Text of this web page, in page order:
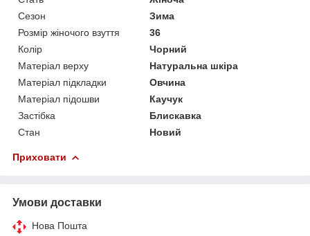
Сезон
Зима
Розмір жіночого взуття
36
Колір
Чорний
Матеріал верху
Натуральна шкіра
Матеріал підкладки
Овчина
Матеріал підошви
Каучук
Застібка
Блискавка
Стан
Новий
Приховати
Умови доставки
Нова Пошта